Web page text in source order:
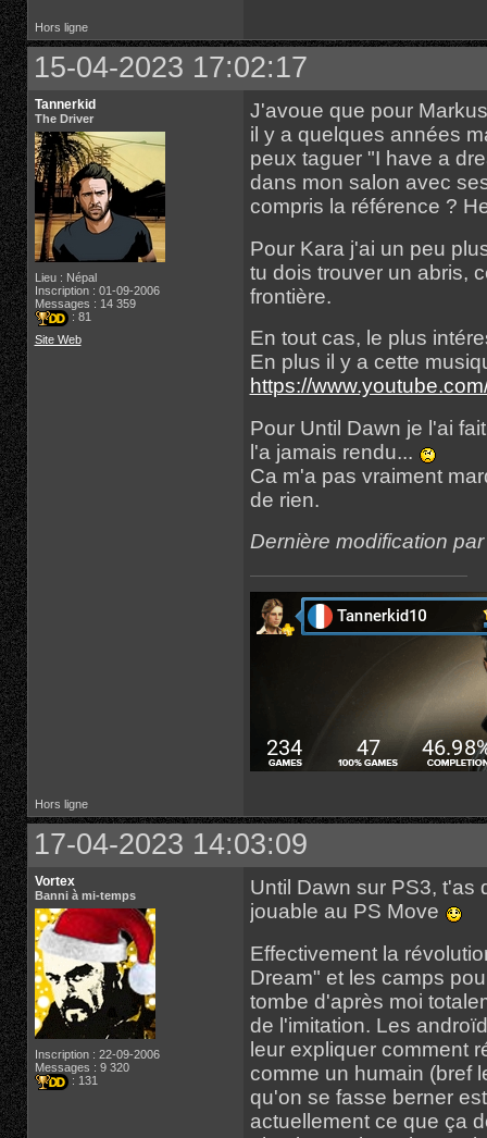
Hors ligne
15-04-2023 17:02:17
Tannerkid
The Driver
Lieu : Népal
Inscription : 01-09-2006
Messages : 14 359
: 81
Site Web
J'avoue que pour
il y a quelques années
peux taguer "I have a
dans mon salon avec
compris la référence ?
Pour Kara j'ai un peu
tu dois trouver un abris,
frontière.
En tout cas, le plus
En plus il y a cette
https://
Pour Until Dawn je l'ai
l'a jamais rendu...
Ca m'a pas vraiment
de rien.
Dernière modification
Hors ligne
17-04-2023 14:03:09
Vortex
Banni à mi-temps
Inscription : 22-09-2006
Messages : 9 320
: 131
Until Dawn sur PS3, t'as
jouable au PS Move
Effectivement la
Dream" et les camps
tombe d'après moi
de l'imitation. Les
leur expliquer comment
comme un humain (bref
qu'on se fasse berner
actuellement ce que ça